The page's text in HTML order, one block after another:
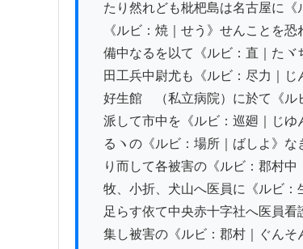
たり然れども枇杷島は名古屋に《
《ルビ：焼｜せう》せんことを恐
備中なるを以て《ルビ：直｜たヾ
田工兵中尉尤も《ルビ：尽力｜じ
好生館　（私立病院）に於て《ル
派して市中を《ルビ：巡廻｜じゆ
るヽの《ルビ：場所｜ばしよ》な
り而して各被害の《ルビ：郡村中
牧、小折、犬山へ医員に《ルビ：
足らす依て中央赤十字社へ医員看
集し被害の《ルビ：郡村｜ぐんそ